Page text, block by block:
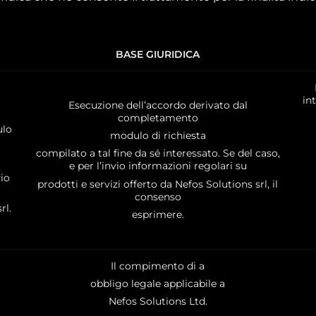
BASE GIURIDICA
Esecuzione dell’accordo derivato dal
completamento
modulo di richiesta
compilato a tal fine da sé interessato. Se del caso,
e per l’invio informazioni regolari su
prodotti e servizi offerto da Nefos Solutions srl, il
consenso
esprimere.
Il compimento di a
obbligo legale applicabile a
Nefos Solutions Ltd.